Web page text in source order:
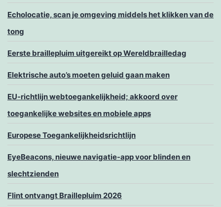
Echolocatie, scan je omgeving middels het klikken van de
tong
Eerste braillepluim uitgereikt op Wereldbrailledag
Elektrische auto’s moeten geluid gaan maken
EU-richtlijn webtoegankelijkheid; akkoord over
toegankelijke websites en mobiele apps
Europese Toegankelijkheidsrichtlijn
EyeBeacons, nieuwe navigatie-app voor blinden en
slechtzienden
Flint ontvangt Braillepluim 2026